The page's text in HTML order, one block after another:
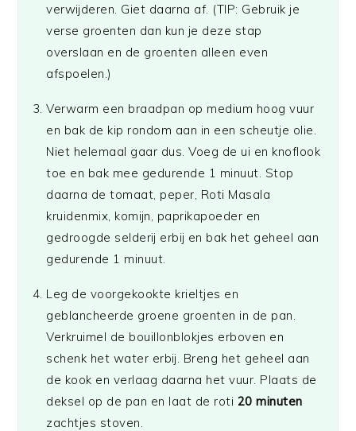
verwijderen. Giet daarna af. (TIP: Gebruik je
verse groenten dan kun je deze stap
overslaan en de groenten alleen even
afspoelen.)
Verwarm een braadpan op medium hoog vuur
en bak de kip rondom aan in een scheutje olie.
Niet helemaal gaar dus. Voeg de ui en knoflook
toe en bak mee gedurende 1 minuut. Stop
daarna de tomaat, peper, Roti Masala
kruidenmix, komijn, paprikapoeder en
gedroogde selderij erbij en bak het geheel aan
gedurende 1 minuut.
Leg de voorgekookte krieltjes en
geblancheerde groene groenten in de pan.
Verkruimel de bouillonblokjes erboven en
schenk het water erbij. Breng het geheel aan
de kook en verlaag daarna het vuur. Plaats de
deksel op de pan en laat de roti 20 minuten
zachtjes stoven.